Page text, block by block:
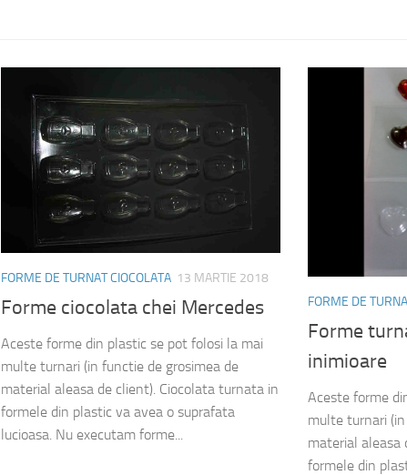
FORME DE TURNAT CIOCOLATA 13 MARTIE 2018
Forme ciocolata chei Mercedes
Aceste forme din plastic se pot folosi la mai
multe turnari (in functie de grosimea de
material aleasa de client). Ciocolata turnata in
formele din plastic va avea o suprafata
lucioasa. Nu executam forme...
FORME DE
Forme
inimioare
Aceste forme
multe turnari
material aleasa
formele din